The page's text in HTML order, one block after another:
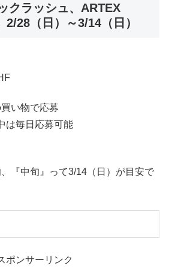
クラッシュ、ARTEX
2/28（日）～3/14（日）
い物で応募
は毎日応募可能
『中旬』って3/14（日）が目安で
ポンサーリンク